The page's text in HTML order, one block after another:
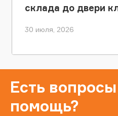
склада до двери
30 июля, 2026
Есть
помощь?